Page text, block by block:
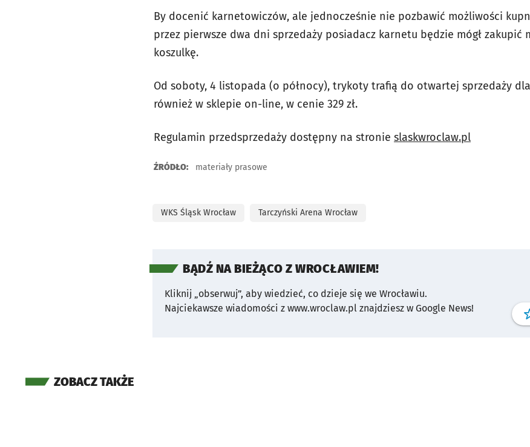
By docenić karnetowiczów, ale jednocześnie nie pozbawić możliwości
przez pierwsze dwa dni sprzedaży posiadacz karnetu będzie mógł zakupić
koszulkę.
Od soboty, 4 listopada (o północy), trykoty trafią do otwartej sprzedaży
również w sklepie on-line, w cenie 329 zł.
Regulamin przedsprzedaży dostępny na stronie slaskwroclaw.pl
ŹRÓDŁO: materiały prasowe
WKS Śląsk Wrocław Tarczyński Arena Wrocław
BĄDŹ NA BIEŻĄCO Z WROCŁAWIEM!
Kliknij „obserwuj”, aby wiedzieć, co dzieje się we Wrocławiu.
Najciekawsze wiadomości z www.wroclaw.pl znajdziesz w Google News!
ZOBACZ TAKŻE